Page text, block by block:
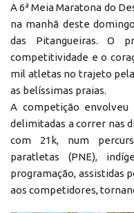
A 6ª Meia Maratona do
na manhã deste
das Pitangueiras. O
competitividade e o
mil atletas no trajeto
as belíssimas praias.
A competição envolveu
delimitadas a correr nas
com 21k, num
paratletas (PNE),
programação, assistidas
aos competidores,